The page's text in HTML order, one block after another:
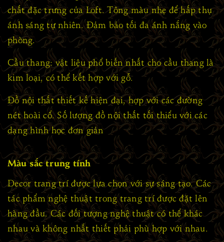
chất đặc trưng của Loft. Tông màu nhẹ để hấp thụ
ánh sáng tự nhiên. Đảm bảo tối đa ánh nắng vào
phòng.
Cầu thang: vật liệu phổ biến nhất cho cầu thang là
kim loại, có thể kết hợp với gỗ.
Đồ nội thất thiết kế hiện đại, hợp với các đường
nét hoài cổ. Số lượng đồ nội thất tối thiểu với các
dạng hình học đơn giản
Màu sắc trung tính
Decor trang trí được lựa chọn với sự sáng tạo. Các
tác phẩm nghệ thuật trong trang trí được đặt lên
hàng đầu. Các đối tượng nghệ thuật có thể khác
nhau và không nhất thiết phải phù hợp với nhau.